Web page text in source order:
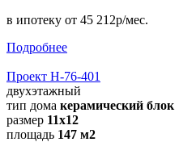
в ипотеку от 45 212р/мес.
Подробнее
Проект Н-76-401
двухэтажный
тип дома керамический блок
размер 11х12
площадь 147 м2